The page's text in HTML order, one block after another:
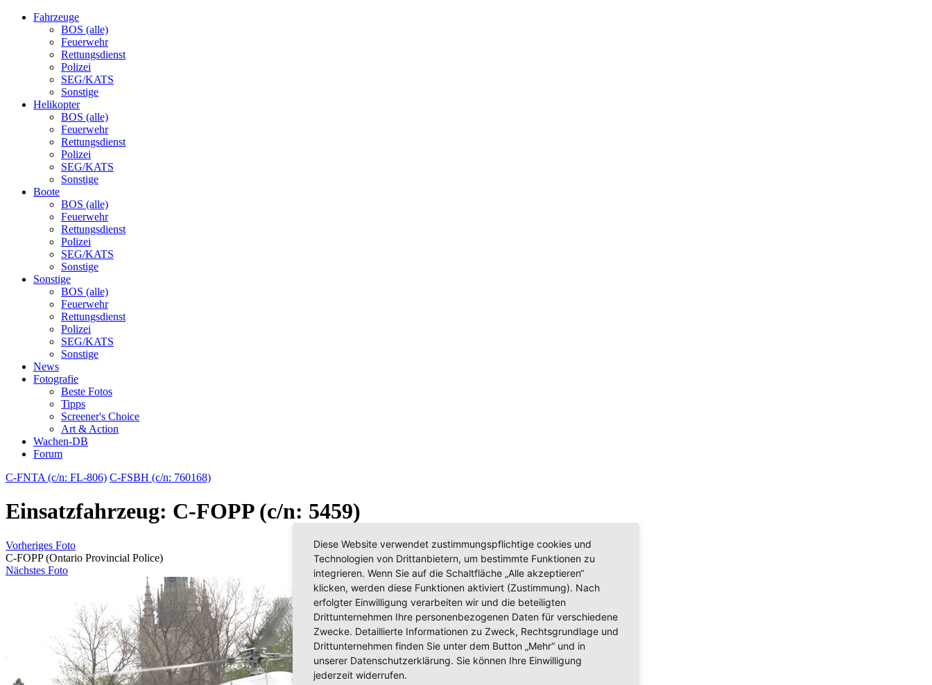
Fahrzeuge
BOS (alle)
Feuerwehr
Rettungsdienst
Polizei
SEG/KATS
Sonstige
Helikopter
BOS (alle)
Feuerwehr
Rettungsdienst
Polizei
SEG/KATS
Sonstige
Boote
BOS (alle)
Feuerwehr
Rettungsdienst
Polizei
SEG/KATS
Sonstige
Sonstige
BOS (alle)
Feuerwehr
Rettungsdienst
Polizei
SEG/KATS
Sonstige
News
Fotografie
Beste Fotos
Tipps
Screener's Choice
Art & Action
Wachen-DB
Forum
C-FNTA (c/n: FL-806) C-FSBH (c/n: 760168)
Einsatzfahrzeug: C-FOPP (c/n: 5459)
Vorheriges Foto
C-FOPP (Ontario Provincial Police)
Nächstes Foto
Diese Website verwendet zustimmungspflichtige cookies und
Technologien von Drittanbietern, um bestimmte Funktionen zu
integrieren. Wenn Sie auf die Schaltfläche „Alle akzeptieren“
klicken, werden diese Funktionen aktiviert (Zustimmung). Nach
erfolgter Einwilligung verarbeiten wir und die beteiligten
Drittunternehmen Ihre personenbezogenen Daten für verschiedene
Zwecke. Detaillierte Informationen zu Zweck, Rechtsgrundlage und
Drittunternehmen finden Sie unter dem Button „Mehr“ und in
unserer Datenschutzerklärung. Sie können Ihre Einwilligung
jederzeit widerrufen.